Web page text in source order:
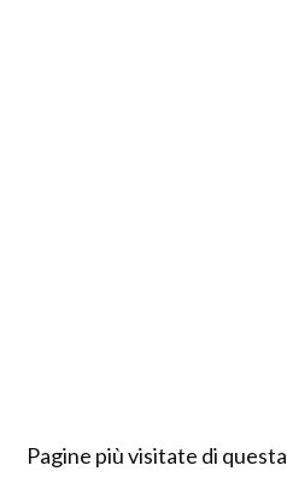
Pagine più visitate di